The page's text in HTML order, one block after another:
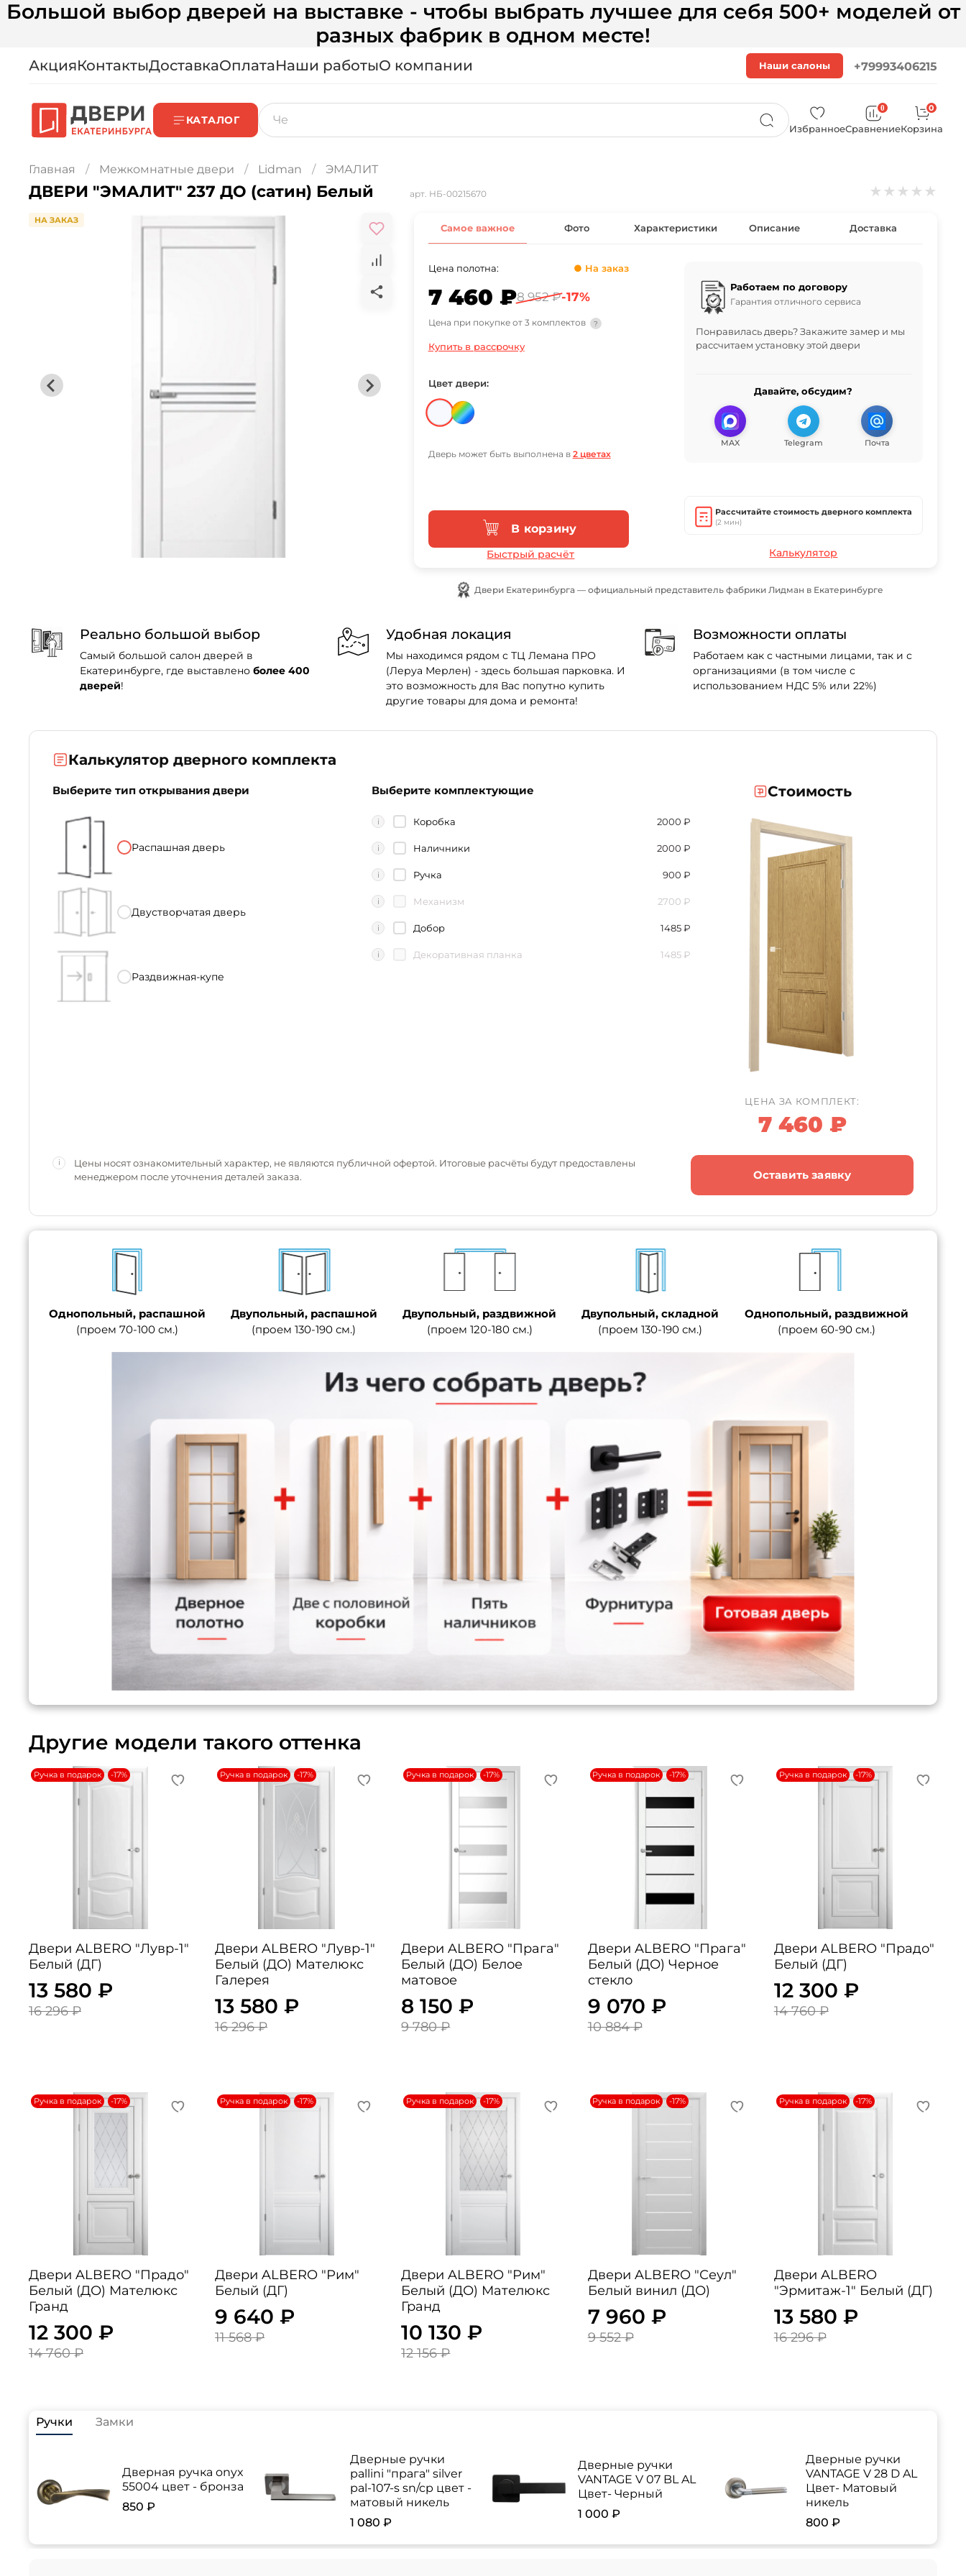
Большой выбор дверей на выставке - чтобы выбрать лучшее для себя 500+ моделей от
разных фабрик в одном месте!
АкцияКонтактыДоставкаОплатаНаши работыО компании Наши салоны +79993406215
КАТАЛОГ
Избранное
0
Сравнение
0
Корзина
Главная Межкомнатные двери Lidman ЭМАЛИТ
ДВЕРИ "ЭМАЛИТ" 237 ДО (сатин) Белый арт. НБ-00215670 ★ ★ ★ ★ ★
НА ЗАКАЗ
Самое важное Фото Характеристики Описание Доставка
Цена полотна: ● На заказ
7 460 ₽8 952 ₽-17%
Цена при покупке от 3 комплектов ?
Купить в рассрочку
Цвет двери:
Дверь может быть выполнена в 2 цветах
В корзину
Быстрый расчёт
Работаем по договору
Гарантия отличного сервиса
Понравилась дверь? Закажите замер и мы
рассчитаем установку этой двери
Давайте, обсудим?
MAX Telegram Почта
Рассчитайте стоимость дверного комплекта
(2 мин)
Калькулятор
Двери Екатеринбурга — официальный представитель фабрики Лидман в Екатеринбурге
Реально большой выбор
Самый большой салон дверей в
Екатеринбурге, где выставлено более 400
дверей!
Удобная локация
Мы находимся рядом с ТЦ Лемана ПРО
(Леруа Мерлен) - здесь большая парковка. И
это возможность для Вас попутно купить
другие товары для дома и ремонта!
Возможности оплаты
Работаем как с частными лицами, так и с
организациями (в том числе с
использованием НДС 5% или 22%)
Калькулятор дверного комплекта
Выберите тип открывания двери
Распашная дверь
Двустворчатая дверь
Раздвижная-купе
Выберите комплектующие
i Коробка 2000 ₽
i Наличники 2000 ₽
i Ручка 900 ₽
i Механизм 2700 ₽
i Добор 1485₽
i Декоративная планка 1485 ₽
i
Цены носят ознакомительный характер, не являются публичной офертой. Итоговые расчёты будут предоставлены
менеджером после уточнения деталей заказа.
Стоимость
ЦЕНА ЗА КОМПЛЕКТ:
7 460 ₽
Оставить заявку
Однопольный, распашной
(проем 70-100 см.)
Двупольный, распашной
(проем 130-190 см.)
Двупольный, раздвижной
(проем 120-180 см.)
Двупольный, складной
(проем 130-190 см.)
Однопольный, раздвижной
(проем 60-90 см.)
Другие модели такого оттенка
Ручка в подарок -17%
Двери ALBERO "Лувр-1"
Белый (ДГ)
13 580 ₽
16 296 ₽
Ручка в подарок -17%
Двери ALBERO "Лувр-1"
Белый (ДО) Мателюкс
Галерея
13 580 ₽
16 296 ₽
Ручка в подарок -17%
Двери ALBERO "Прага"
Белый (ДО) Белое
матовое
8 150 ₽
9 780 ₽
Ручка в подарок -17%
Двери ALBERO "Прага"
Белый (ДО) Черное
стекло
9 070 ₽
10 884 ₽
Ручка в подарок -17%
Двери ALBERO "Прадо"
Белый (ДГ)
12 300 ₽
14 760 ₽
Ручка в подарок -17%
Двери ALBERO "Прадо"
Белый (ДО) Мателюкс
Гранд
12 300 ₽
14 760 ₽
Ручка в подарок -17%
Двери ALBERO "Рим"
Белый (ДГ)
9 640 ₽
11 568 ₽
Ручка в подарок -17%
Двери ALBERO "Рим"
Белый (ДО) Мателюкс
Гранд
10 130 ₽
12 156 ₽
Ручка в подарок -17%
Двери ALBERO "Сеул"
Белый винил (ДО)
7 960 ₽
9 552 ₽
Ручка в подарок -17%
Двери ALBERO
"Эрмитаж-1" Белый (ДГ)
13 580 ₽
16 296 ₽
Ручки Замки
Дверная ручка onyx
55004 цвет - бронза
850 ₽
Дверные ручки
pallini "прага" silver
pal-107-s sn/cp цвет -
матовый никель
1 080 ₽
Дверные ручки
VANTAGE V 07 BL AL
Цвет- Черный
1 000 ₽
Дверные ручки
VANTAGE V 28 D AL
Цвет- Матовый
никель
800 ₽